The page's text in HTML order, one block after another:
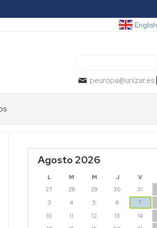
English
peuropa@unizar.es
Agosto 2026
L M M J V
27
28 29 30 31
3
4 5 6 7
10
11 12 13 14